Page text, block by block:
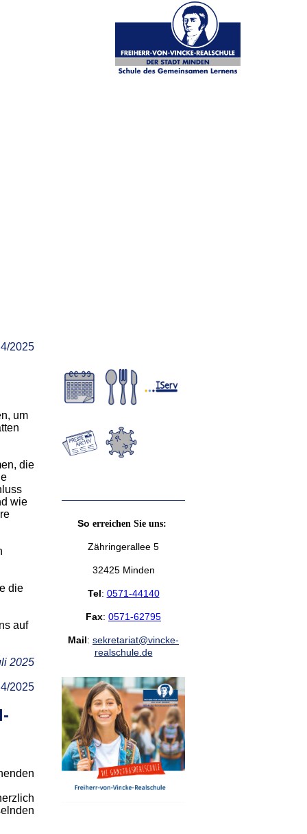
2025
um
die
wie
die
auf
2025
2025
So erreichen Sie uns:
Zähringerallee 5
32425 Minden
Tel: 0571-44140
Fax: 0571-62795
Mail: sekretariat@vincke-
realschule.de